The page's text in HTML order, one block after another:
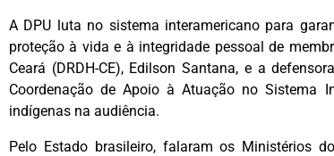
A DPU luta no sistema interamericano para
proteção à vida e à integridade pessoal de
Ceará (DRDH-CE), Edilson Santana, e a
Coordenação de Apoio à Atuação no Sistema
indígenas na audiência.
Pelo Estado brasileiro, falaram os Ministérios